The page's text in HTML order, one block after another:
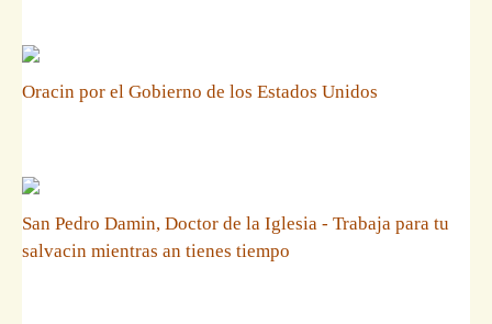
Oracin por el Gobierno de los Estados Unidos
San Pedro Damin, Doctor de la Iglesia - Trabaja para tu
salvacin mientras an tienes tiempo